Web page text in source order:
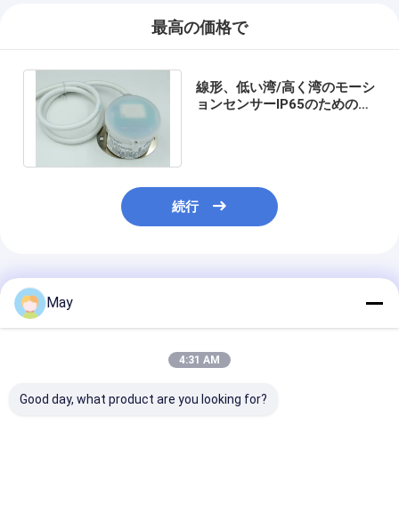
最高の価格で
線形、低い湾/高く湾のモーシ
ョンセンサーIP65のためのマ
続行
推薦されたプロダクト
May
4:31 AM
Good day, what product are you looking for?